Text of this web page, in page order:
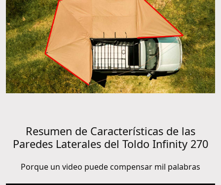
Resumen de Características de las
Paredes Laterales del Toldo Infinity 270
Porque un video puede compensar mil palabras